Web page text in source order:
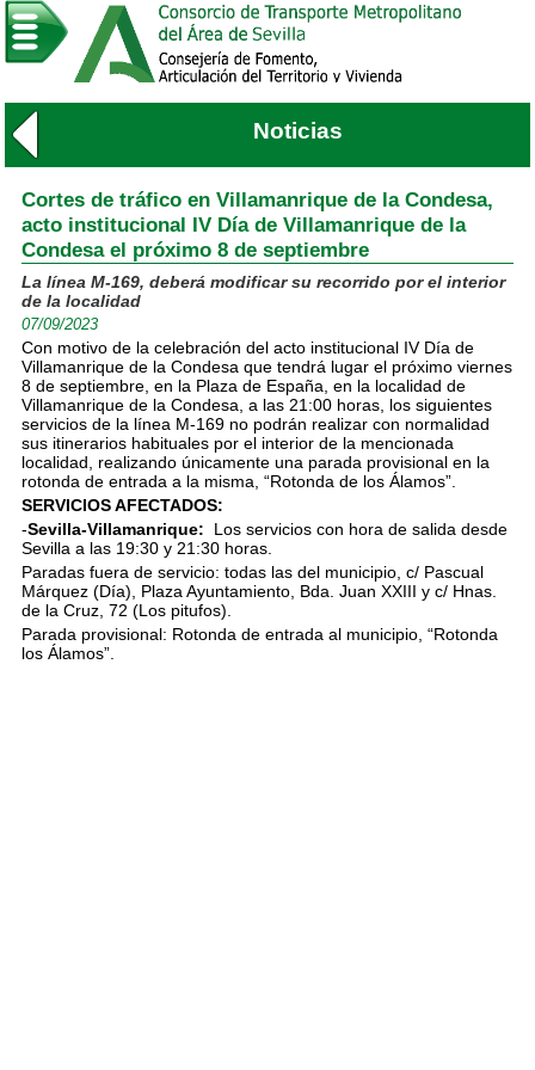
Noticias
Cortes de tráfico en Villamanrique de la Condesa,
acto institucional IV Día de Villamanrique de la
Condesa el próximo 8 de septiembre
La línea M-169, deberá modificar su recorrido por el interior
de la localidad
07/09/2023
Con motivo de la celebración del acto institucional IV Día de
Villamanrique de la Condesa que tendrá lugar el próximo viernes
8 de septiembre, en la Plaza de España, en la localidad de
Villamanrique de la Condesa, a las 21:00 horas, los siguientes
servicios de la línea M-169 no podrán realizar con normalidad
sus itinerarios habituales por el interior de la mencionada
localidad, realizando únicamente una parada provisional en la
rotonda de entrada a la misma, “Rotonda de los Álamos”.
SERVICIOS AFECTADOS:
-Sevilla-Villamanrique:
Los servicios con hora de salida desde
Sevilla a las 19:30 y 21:30 horas.
Paradas fuera de servicio: todas las del municipio, c/ Pascual
Márquez (Día), Plaza Ayuntamiento, Bda. Juan XXIII y c/ Hnas.
de la Cruz, 72 (Los pitufos).
Parada provisional: Rotonda de entrada al municipio, “Rotonda
los Álamos”.